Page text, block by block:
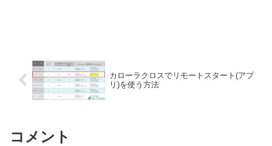
カローラクロスでリモートスタート(アプ
リ)を使う方法
コメント